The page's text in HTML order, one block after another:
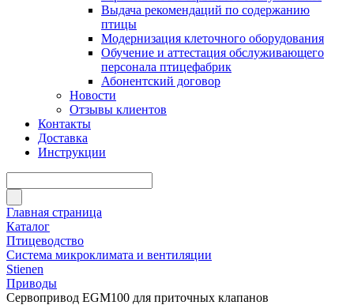
Выдача рекомендаций по содержанию
птицы
Модернизация клеточного оборудования
Обучение и аттестация обслуживающего
персонала птицефабрик
Абонентский договор
Новости
Отзывы клиентов
Контакты
Доставка
Инструкции
Главная страница
Каталог
Птицеводство
Система микроклимата и вентиляции
Stienen
Приводы
Сервопривод EGM100 для приточных клапанов